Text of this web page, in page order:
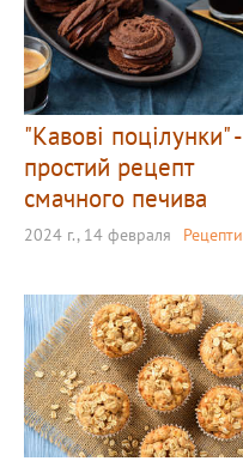
"Кавові поцілунки" -
простий рецепт
смачного печива
2024 г., 14 февраля Рецепти